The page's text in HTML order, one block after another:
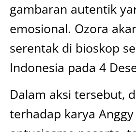
gambaran autentik
emosional. Ozora
serentak di bioskop
Indonesia pada 4
Dalam aksi tersebut,
terhadap karya